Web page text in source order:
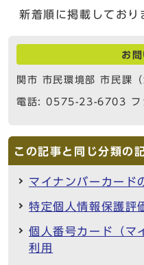
新着順に掲載しており
お
関市 市民環境部 市民課（
電話: 0575-23-6703
この記事と同じ分類の
マイナンバーカード
特定個人情報保護評
個人番号カード（マ
利用